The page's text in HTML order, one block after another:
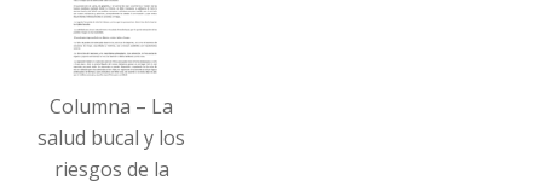
Columna – La
salud bucal y los
riesgos de la